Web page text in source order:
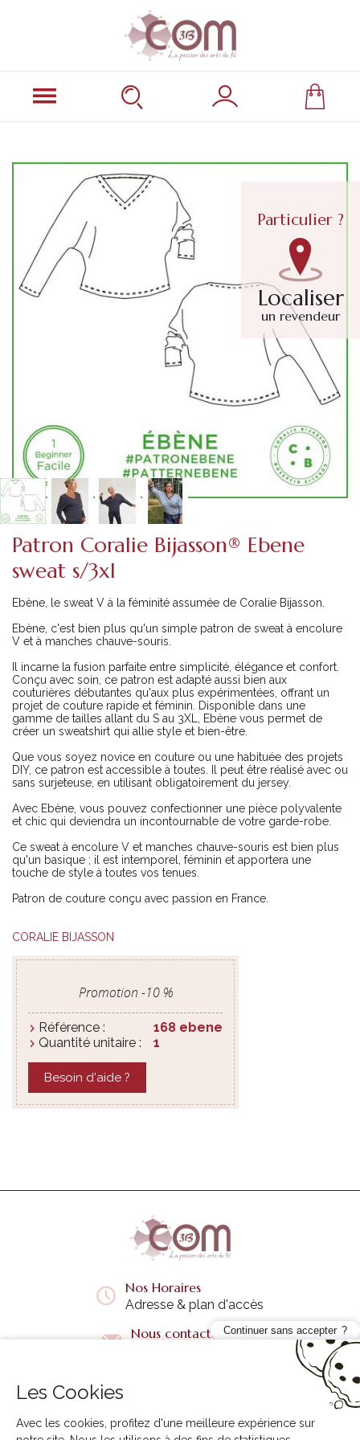
Particulier ?
Localiser
un revendeur
Patron Coralie Bijasson® Ebene
sweat s/3xl
Ebène, le sweat V à la féminité assumée de Coralie Bijasson.
Ebène, c'est bien plus qu'un simple patron de sweat à encolure
V et à manches chauve-souris.
Il incarne la fusion parfaite entre simplicité, élégance et confort.
Conçu avec soin, ce patron est adapté aussi bien aux
couturières débutantes qu'aux plus expérimentées, offrant un
projet de couture rapide et féminin. Disponible dans une
gamme de tailles allant du S au 3XL, Ebène vous permet de
créer un sweatshirt qui allie style et bien-être.
Que vous soyez novice en couture ou une habituée des projets
DIY, ce patron est accessible à toutes. Il peut être réalisé avec ou
sans surjeteuse, en utilisant obligatoirement du jersey.
Avec Ebène, vous pouvez confectionner une pièce polyvalente
et chic qui deviendra un incontournable de votre garde-robe.
Ce sweat à encolure V et manches chauve-souris est bien plus
qu'un basique ; il est intemporel, féminin et apportera une
touche de style à toutes vos tenues.
Patron de couture conçu avec passion en France.
CORALIE BIJASSON
Promotion -10%
Référence :
168 ebene
Quantité unitaire :
1
Besoin d'aide ?
Nos Horaires
Adresse & plan d'accès
Nous contacter
Liens utiles +
Continuer sans accepter
Les Cookies
Avec les cookies, profitez d'une meilleure expérience sur